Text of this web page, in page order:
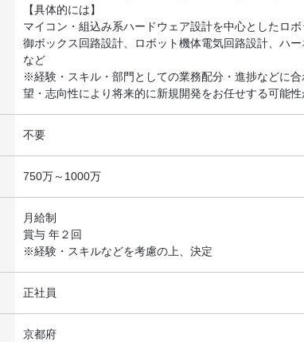
【具体的には】
マイコン・組込み系ハードウェア設計を中心としたロ
御ボックス回路設計、ロボット機体電気回路設計、ハ
など
※経験・スキル・部門としての業務配分・進捗などに
望・志向性により将来的に新規開発をお任せする可能性
不要
750万～1000万
月給制
賞与 年２回
※経験・スキルなどを考慮の上、決定
正社員
京都府